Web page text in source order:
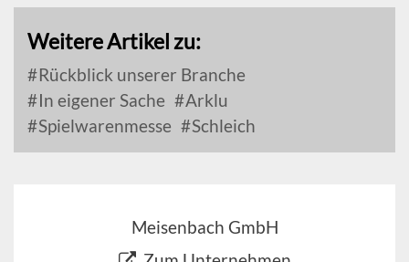
Weitere Artikel zu:
Rückblick unserer Branche
In eigener Sache
Arklu
Spielwarenmesse
Schleich
Meisenbach GmbH